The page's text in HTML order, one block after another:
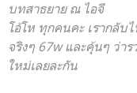
บทสาธยาย ณ ไอจี
โอ้โห ทุกคนคะ เรากลับ
จริงๆ 67w และคุ้นๆ ว่า
ใหม่เลยละกัน